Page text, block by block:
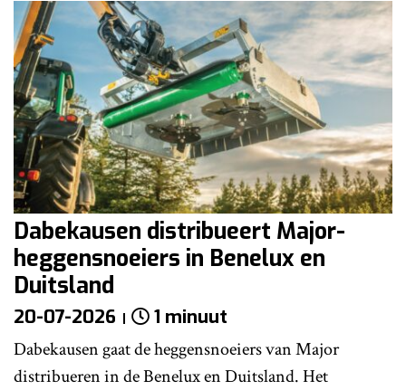
Dabekausen distribueert Major-
heggensnoeiers in Benelux en
Duitsland
20-07-2026 1 minuut
Dabekausen gaat de heggensnoeiers van Major
distribueren in de Benelux en Duitsland. Het